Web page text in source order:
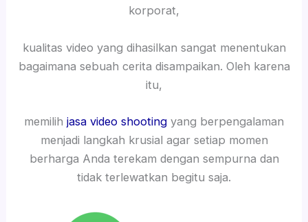
korporat,
kualitas video yang dihasilkan sangat menentukan
bagaimana sebuah cerita disampaikan. Oleh karena
itu,
memilih jasa video shooting yang berpengalaman
menjadi langkah krusial agar setiap momen
berharga Anda terekam dengan sempurna dan
tidak terlewatkan begitu saja.